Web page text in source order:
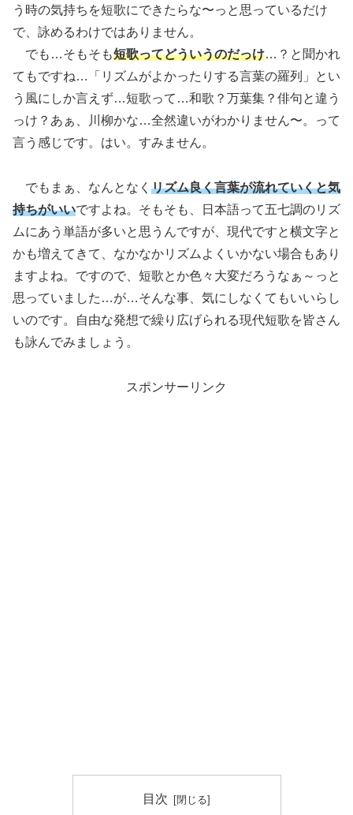
う時の気持ちを短歌にできたらな〜っと思っているだけ
で、詠めるわけではありません。
でも…そもそも短歌ってどういうのだっけ…？と聞かれ
てもですね…「リズムがよかったりする言葉の羅列」とい
う風にしか言えず…短歌って…和歌？万葉集？俳句と違う
っけ？あぁ、川柳かな…全然違いがわかりません〜。って
言う感じです。はい。すみません。
でもまぁ、なんとなく リズム良く言葉が流れていくと気
持ちがいいですよね。そもそも、日本語って五七調のリズ
ムにあう単語が多いと思うんですが、現代ですと横文字と
かも増えてきて、なかなかリズムよくいかない場合もあり
ますよね。ですので、短歌とか色々大変だろうなぁ～っと
思っていました…が…そんな事、気にしなくてもいいらし
いのです。自由な発想で繰り広げられる現代短歌を皆さん
も詠んでみましょう。
スポンサーリンク
目次